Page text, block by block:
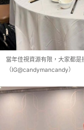
當年佳視資源有限，大家都是
（IG@candymancandy）